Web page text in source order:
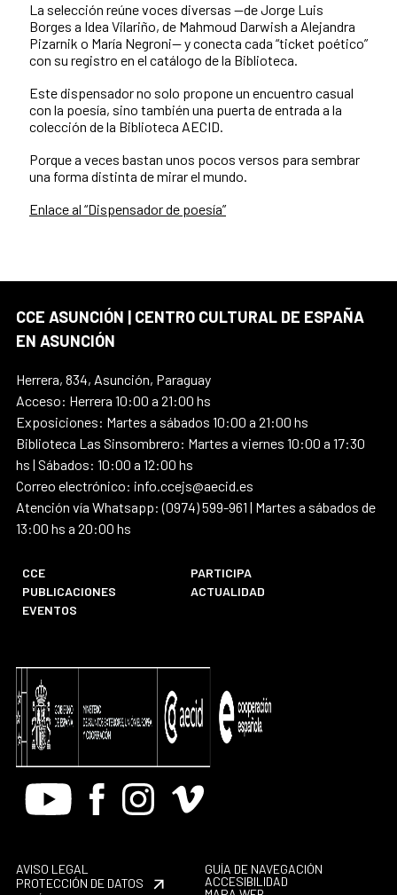
La selección reúne voces diversas —de Jorge Luis
Borges a Idea Vilariño, de Mahmoud Darwish a Alejandra
Pizarnik o María Negroni— y conecta cada “ticket poético”
con su registro en el catálogo de la Biblioteca.
Este dispensador no solo propone un encuentro casual
con la poesía, sino también una puerta de entrada a la
colección de la Biblioteca AECID.
Porque a veces bastan unos pocos versos para sembrar
una forma distinta de mirar el mundo.
Enlace al “Dispensador de poesía”
CCE ASUNCIÓN | CENTRO CULTURAL DE ESPAÑA
EN ASUNCIÓN
Herrera, 834, Asunción, Paraguay
Acceso: Herrera 10:00 a 21:00 hs
Exposiciones: Martes a sábados 10:00 a 21:00 hs
Biblioteca Las Sinsombrero: Martes a viernes 10:00 a 17:30
hs | Sábados: 10:00 a 12:00 hs
Correo electrónico: info.ccejs@aecid.es
Atención vía Whatsapp: (0974) 599-961 | Martes a sábados de
13:00 hs a 20:00 hs
CCE
PARTICIPA
PUBLICACIONES
ACTUALIDAD
EVENTOS
Youtube FacebookInstagram
Vimeo
AVISO LEGAL
PROTECCIÓN DE DATOS
GUÍA DE NAVEGACIÓN
ACCESIBILIDAD